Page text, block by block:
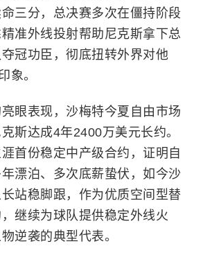
三分，总决赛多次在僵持阶段
准外线投射帮助尼克斯拿下总
冠功臣，彻底扭转外界对他
象。
眼表现，沙梅特今夏自由市场
斯达成4年2400万美元长约。
首份稳定中产级合约，证明自
漂泊、多次底薪蛰伏，如今沙
站稳脚跟，作为优质空间型替
继续为球队提供稳定外线火
逆袭的典型代表。